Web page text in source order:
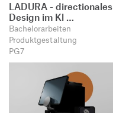
LADURA - directionales
Design im Kl …
Bachelorarbeiten
Produktgestaltung
PG7